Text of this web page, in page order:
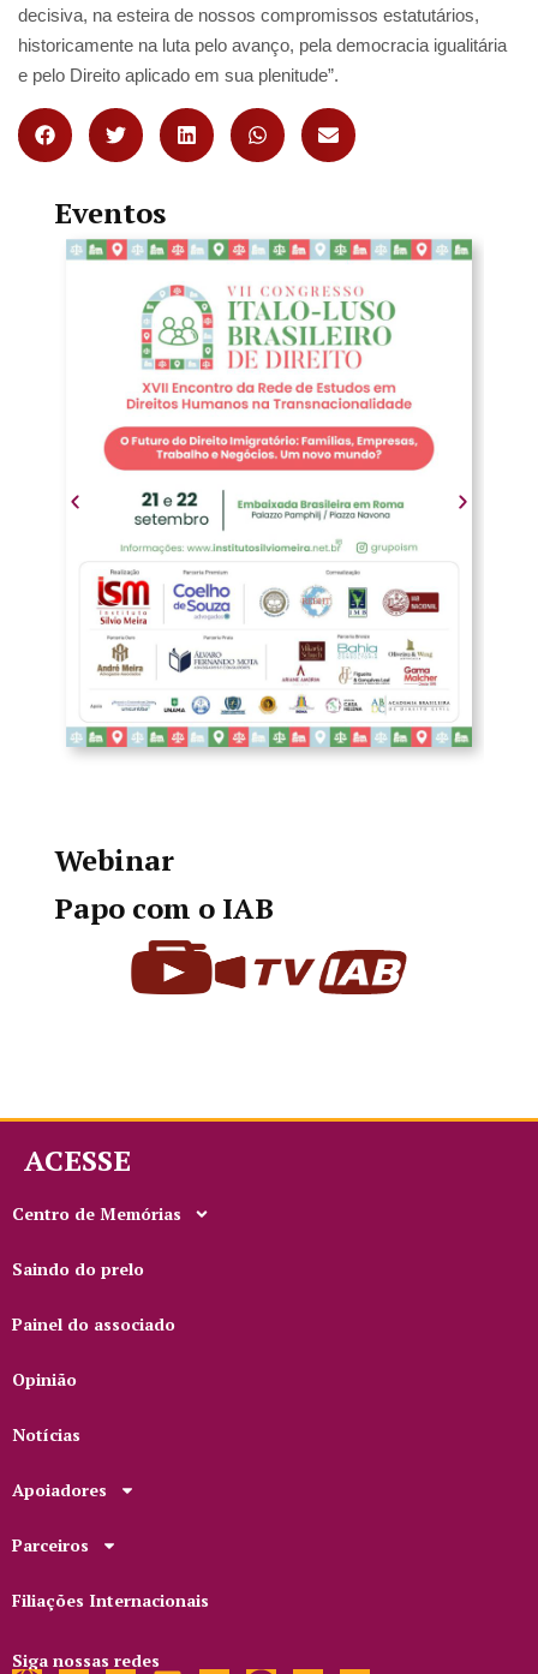
decisiva, na esteira de nossos compromissos estatutários,
historicamente na luta pelo avanço, pela democracia igualitária
e pelo Direito aplicado em sua plenitude”.
Eventos
Webinar
Papo com o IAB
ACESSE
Centro de Memórias
Saindo do prelo
Painel do associado
Opinião
Notícias
Apoiadores
Parceiros
Filiações Internacionais
Siga nossas redes